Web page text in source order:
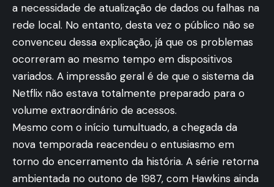
a necessidade de atualização de dados ou falhas na
rede local. No entanto, desta vez o público não se
convenceu dessa explicação, já que os problemas
ocorreram ao mesmo tempo em dispositivos
variados. A impressão geral é de que o sistema da
Netflix não estava totalmente preparado para o
volume extraordinário de acessos.
Mesmo com o início tumultuado, a chegada da
nova temporada reacendeu o entusiasmo em
torno do encerramento da história. A série retorna
ambientada no outono de 1987, com Hawkins ainda